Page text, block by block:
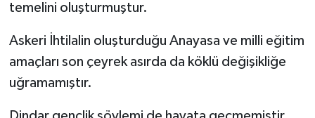
temelini oluşturmuştur.
Askeri İhtilalin oluşturduğu Anayasa ve milli eğitim
amaçları son çeyrek asırda da köklü değişikliğe
uğramamıştır.